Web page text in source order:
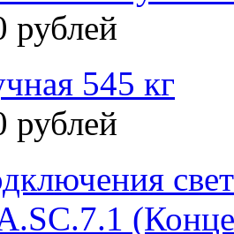
рублей
545 кг
рублей